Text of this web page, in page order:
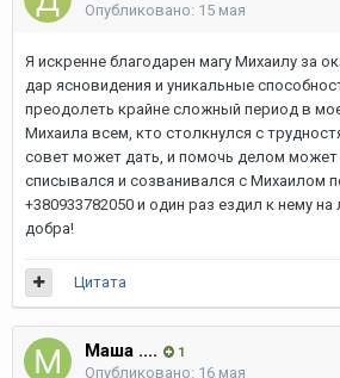
Опубликовано: 15 мая
Я искренне благодарен магу Михаилу за
дар ясновидения и уникальные
преодолеть крайне сложный период в
Михаила всем, кто столкнулся с
совет может дать, и помочь делом может
списывался и созванивался с Михаилом
+380933782050 и один раз ездил к нему
добра!
Цитата
Маша .... 1
Опубликовано: 16 мая